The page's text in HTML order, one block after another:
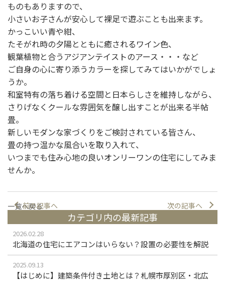
ものもありますので、
小さいお子さんが安心して裸足で遊ぶことも出来ます。
かっこいい青や紺、
たそがれ時の夕陽とともに癒されるワイン色、
観葉植物と合うアジアンテイストのアース・・・など
ご自身の心に寄り添うカラーを探してみてはいかがでしょ
うか。
和室特有の落ち着ける空間と日本らしさを維持しながら、
さりげなくクールな雰囲気を醸し出すことが出来る半帖
畳。
新しいモダンな家づくりをご検討されている皆さん、
畳の持つ温かな風合いを取り入れて、
いつまでも住み心地の良いオンリーワンの住宅にしてみま
せんか。
前の記事へ 次の記事へ
一覧へ戻る
カテゴリ内の最新記事
2026.02.28
北海道の住宅にエアコンはいらない？設置の必要性を解説
2025.09.13
【はじめに】建築条件付き土地とは？札幌市厚別区・北広